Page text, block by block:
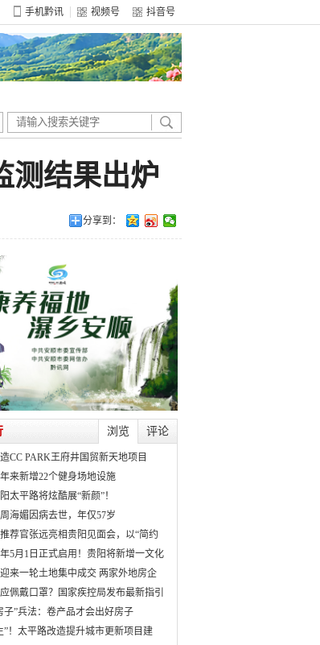
手机黔讯 视频号 抖音号
测结果出炉
分享到：
浏览 评论
CC PARK王府井国贸新天地项目
来新增22个健身场地设施
太平路将炫酷展“新颜”！
海媚因病去世，年仅57岁
荐官张远亮相贵阳见面会，以“简约
5月1日正式启用！贵阳将新增一文化
来一轮土地集中成交 两家外地房企
佩戴口罩？国家疾控局发布最新指引
子”兵法：卷产品才会出好房子
”！太平路改造提升城市更新项目建